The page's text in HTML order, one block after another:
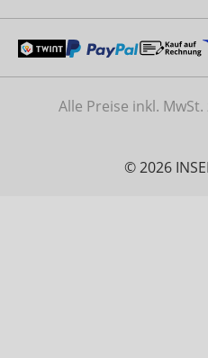
Alle Preise inkl. MwSt.
© 2026